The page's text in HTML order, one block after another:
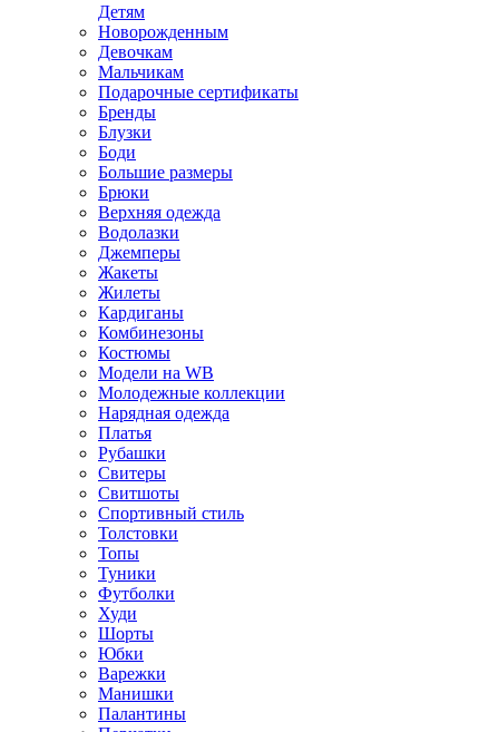
Детям
Новорожденным
Девочкам
Мальчикам
Подарочные сертификаты
Бренды
Блузки
Боди
Большие размеры
Брюки
Верхняя одежда
Водолазки
Джемперы
Жакеты
Жилеты
Кардиганы
Комбинезоны
Костюмы
Модели на WB
Молодежные коллекции
Нарядная одежда
Платья
Рубашки
Свитеры
Свитшоты
Спортивный стиль
Толстовки
Топы
Туники
Футболки
Худи
Шорты
Юбки
Варежки
Манишки
Палантины